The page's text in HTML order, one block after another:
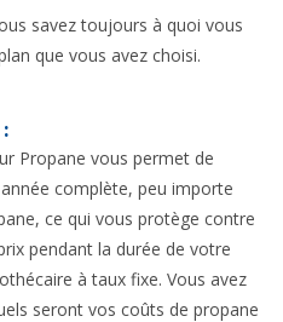
savez toujours à quoi vous
que vous avez choisi.
Propane vous permet de
complète, peu importe
ce qui vous protège contre
pendant la durée de votre
à taux fixe. Vous avez
seront vos coûts de propane